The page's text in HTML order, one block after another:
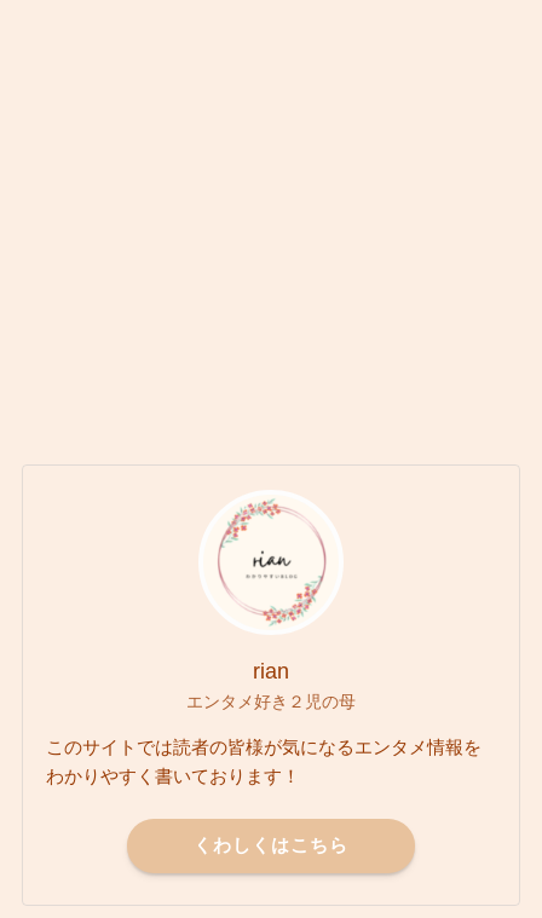
rian
エンタメ好き２児の母
このサイトでは読者の皆様が気になるエンタメ情報を
わかりやすく書いております！
くわしくはこちら